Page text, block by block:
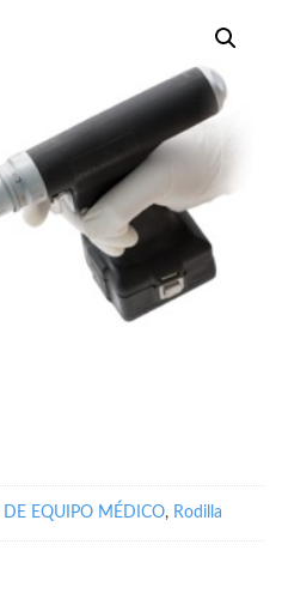
DE EQUIPO MÉDICO, Rodilla